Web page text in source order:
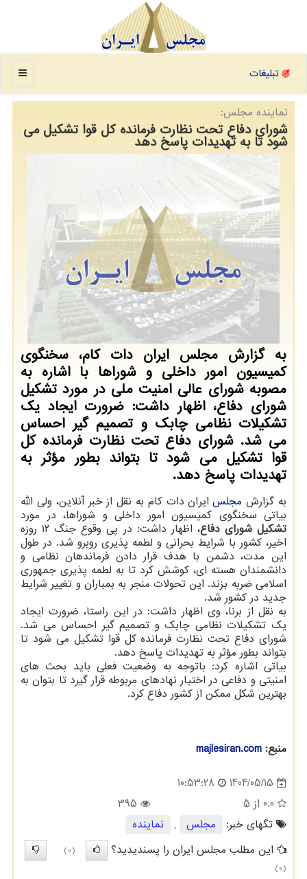
منو تبلیغات
نماینده مجلس:
شورای دفاع تحت نظارت فرمانده کل قوا تشکیل می
شود تا به تهدیدات پاسخ دهد
به گزارش مجلس ایران دات کام، سخنگوی
کمیسیون امور داخلی و شوراها با اشاره به
مصوبه شورای عالی امنیت ملی در مورد تشکیل
شورای دفاع، اظهار داشت: ضرورت ایجاد یک
تشکیلات نظامی چابک و تصمیم گیر احساس
می شد. شورای دفاع تحت نظارت فرمانده کل
قوا تشکیل می شود تا بتواند بطور مؤثر به
تهدیدات پاسخ دهد.
به گزارش مجلسایران دات کام به نقل از خبر آنلاین، ولی الله
بیاتی سخنگوی کمیسیون امور داخلی و شوراها، در مورد
تشکیل شورای دفاع
، اظهار داشت: در پی وقوع جنگ ۱۲ روزه
اخیر، کشور با شرایط بحرانی و لطمه پذیری روبرو شد. در طول
این مدت، دشمن با هدف قرار دادن فرماندهان نظامی و
دانشمندان هسته ای، کوشش کرد تا به لطمه پذیری جمهوری
اسلامی ضربه بزند. این تحولات منجر به بمباران و تغییر شرایط
جدید در کشور شد.
به نقل از برنا، وی اظهار داشت: در این راستا، ضرورت ایجاد
یک تشکیلات نظامی چابک و تصمیم گیر احساس می شد.
شورای دفاع تحت نظارت فرمانده کل قوا تشکیل می شود تا
بتواند بطور مؤثر به تهدیدات پاسخ دهد.
بیاتی اشاره کرد: باتوجه به وضعیت فعلی باید بحث های
امنیتی و دفاعی در اختیار نهادهای مربوطه قرار گیرد تا بتوان به
بهترین شکل ممکن از کشور دفاع کرد.
منبع: majlesiran.com
1404/05/15
10:53:28
0.0 از 5
395
تگهای خبر:
مجلس ,
نماینده
این مطلب مجلس ایران را پسندیدید؟
(0)
(0)